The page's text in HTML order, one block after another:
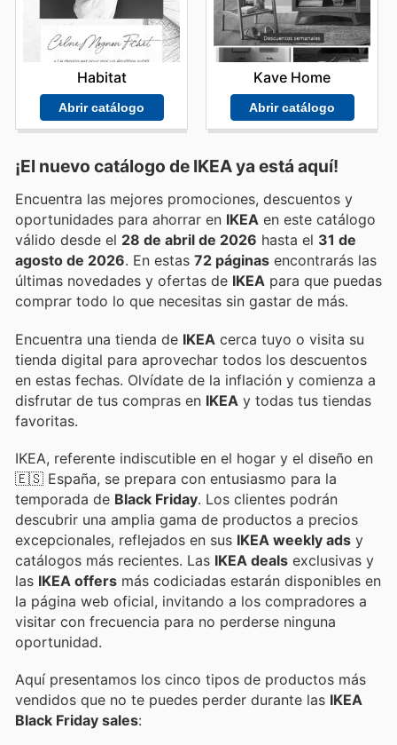
Habitat
Abrir catálogo
Kave Home
Abrir catálogo
¡El nuevo catálogo de IKEAya está aquí!
Encuentra las mejores promociones, descuentos y
oportunidades para ahorrar en IKEA en este catálogo
válido desde el 28 de abril de 2026 hasta el 31 de
agosto de 2026 . En estas 72 páginas encontrarás las
últimas novedades y ofertas de IKEA para que puedas
comprar todo lo que necesitas sin gastar de más.
Encuentra una tienda de IKEA cerca tuyo o visita su
tienda digital para aprovechar todos los descuentos
en estas fechas. Olvídate de la inflación y comienza a
disfrutar de tus compras en IKEA y todas tus tiendas
favoritas.
IKEA, referente indiscutible en el hogar y el diseño en
🇪🇸 España, se prepara con entusiasmo para la
temporada de Black Friday. Los clientes podrán
descubrir una amplia gama de productos a precios
excepcionales, reflejados en sus IKEA weekly ads y
catálogos más recientes. Las IKEA deals exclusivas y
las IKEA offers más codiciadas estarán disponibles en
la página web oficial, invitando a los compradores a
visitar con frecuencia para no perderse ninguna
oportunidad.
Aquí presentamos los cinco tipos de productos más
vendidos que no te puedes perder durante las IKEA
Black Friday sales: